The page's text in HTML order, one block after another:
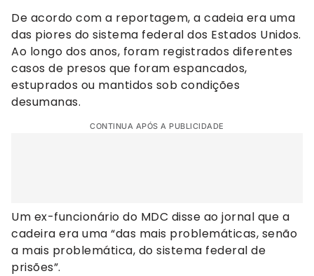
De acordo com a reportagem, a cadeia era uma
das piores do sistema federal dos Estados Unidos.
Ao longo dos anos, foram registrados diferentes
casos de presos que foram espancados,
estuprados ou mantidos sob condições
desumanas.
CONTINUA APÓS A PUBLICIDADE
Um ex-funcionário do MDC disse ao jornal que a
cadeira era uma “das mais problemáticas, senão
a mais problemática, do sistema federal de
prisões”.